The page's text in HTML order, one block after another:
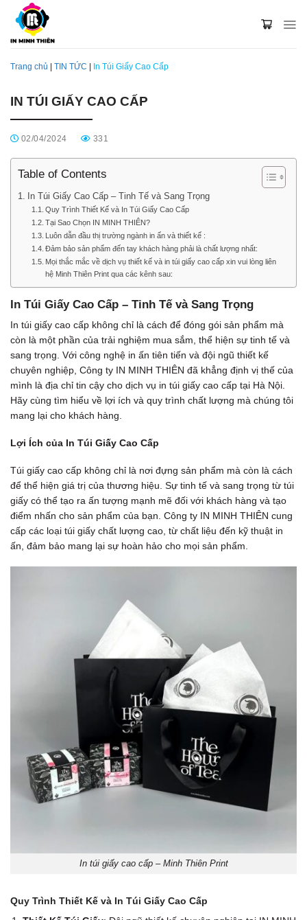
content
Trang chủ TIN TỨC In Túi Giấy Cao Cấp
IN TÚI GIẤY CAO CẤP
02/04/2024 331
Table of Contents
In Túi Giấy Cao Cấp – Tinh Tế và Sang Trọng
Quy Trình Thiết Kế và In Túi Giấy Cao Cấp
Tại Sao Chọn IN MINH THIÊN?
Luôn dẫn đầu thị trường ngành in ấn và thiết kế :
Đảm bảo sản phẩm đến tay khách hàng phải là chất lượng nhất:
Mọi thắc mắc về dịch vụ thiết kế và in túi giấy cao cấp xin vui lòng liên
hệ Minh Thiên Print qua các kênh sau:
In Túi Giấy Cao Cấp – Tinh Tế và Sang Trọng
In túi giấy cao cấp không chỉ là cách để đóng gói sản phẩm mà
còn là một phần của trải nghiệm mua sắm, thể hiện sự tinh tế và
sang trọng. Với công nghệ in ấn tiên tiến và đội ngũ thiết kế
chuyên nghiệp, Công ty IN MINH THIÊN đã khẳng định vị thế của
mình là địa chỉ tin cậy cho dịch vụ in túi giấy cao cấp tại Hà Nội.
Hãy cùng tìm hiểu về lợi ích và quy trình chất lượng mà chúng tôi
mang lại cho khách hàng.
Lợi Ích của In Túi Giấy Cao Cấp
Túi giấy cao cấp không chỉ là nơi đựng sản phẩm mà còn là cách
để thể hiện giá trị của thương hiệu. Sự tinh tế và sang trọng từ túi
giấy có thể tạo ra ấn tượng mạnh mẽ đối với khách hàng và tạo
điểm nhấn cho sản phẩm của bạn. Công ty IN MINH THIÊN cung
cấp các loại túi giấy chất lượng cao, từ chất liệu đến kỹ thuật in
ấn, đảm bảo mang lại sự hoàn hảo cho mọi sản phẩm.
In túi giấy cao cấp – Minh Thiên Print
Quy Trình Thiết Kế và In Túi Giấy Cao Cấp